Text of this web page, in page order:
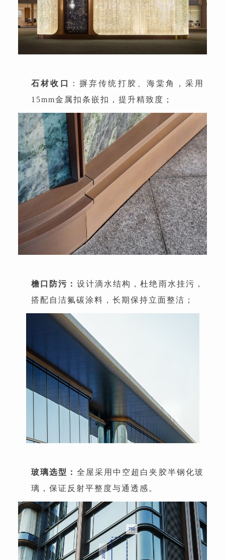
石材收口
：摒弃传统打胶、海棠角，采用
15mm金属扣条嵌扣，提升精致度；
檐口防污： 设计滴水结构，杜绝雨水挂污，
搭配自洁氟碳涂料，长期保持立面整洁；
玻璃选型： 全屋采用中空超白夹胶半钢化玻
璃，保证反射平整度与通透感。